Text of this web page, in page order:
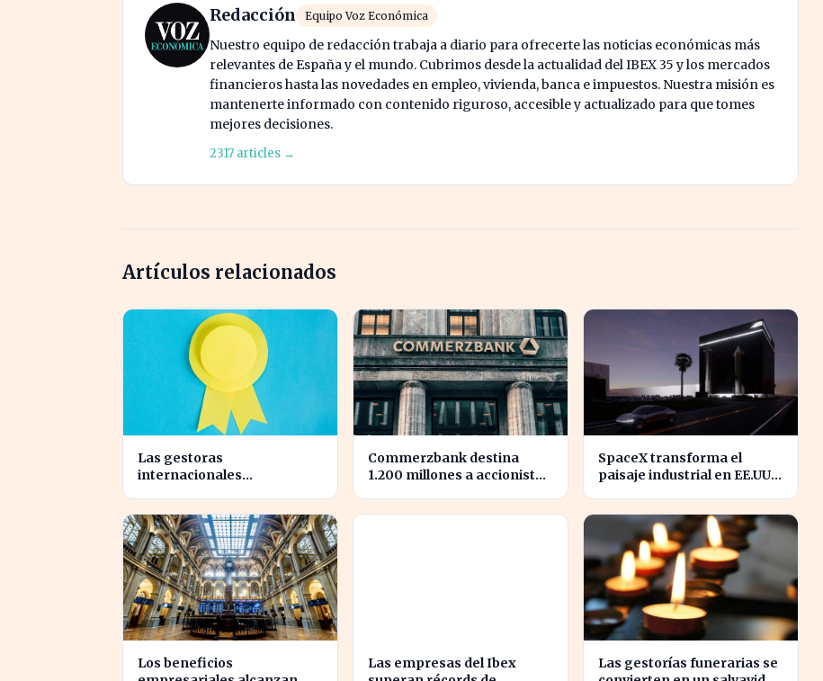
Redacción Equipo Voz Económica
Nuestro equipo de redacción trabaja a diario para ofrecerte las noticias económicas más
relevantes de España y el mundo. Cubrimos desde la actualidad del IBEX 35 y los mercados
financieros hasta las novedades en empleo, vivienda, banca e impuestos. Nuestra misión es
mantenerte informado con contenido riguroso, accesible y actualizado para que tomes
mejores decisiones.
2317 articles →
Artículos relacionados
Las gestoras
internacionales
nuevos nombrados?
Commerzbank destina
1.200 millones a accionistas
SpaceX transforma el
paisaje industrial en EE.UU.
zonas
Los beneficios
Las empresas del Ibex
Las gestorías funerarias se